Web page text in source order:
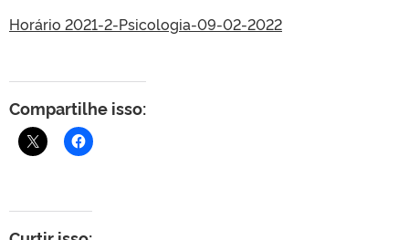
TELEFONES
Horário 2021-2-Psicologia-09-02-2022
Compartilhe isso: